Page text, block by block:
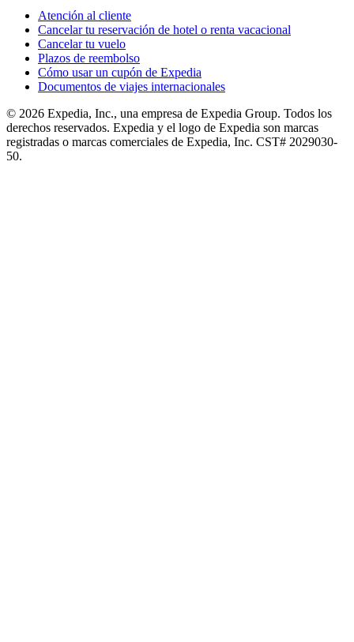
Atención al cliente
Cancelar tu reservación de hotel o renta vacacional
Cancelar tu vuelo
Plazos de reembolso
Cómo usar un cupón de Expedia
Documentos de viajes internacionales
© 2026 Expedia, Inc., una empresa de Expedia Group. Todos los
derechos reservados. Expedia y el logo de Expedia son marcas
registradas o marcas comerciales de Expedia, Inc. CST# 2029030-
50.